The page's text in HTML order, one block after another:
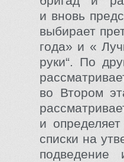
и вновь
выбирает
года» и «
руки“. По
во Втором
и
списки на
подведение